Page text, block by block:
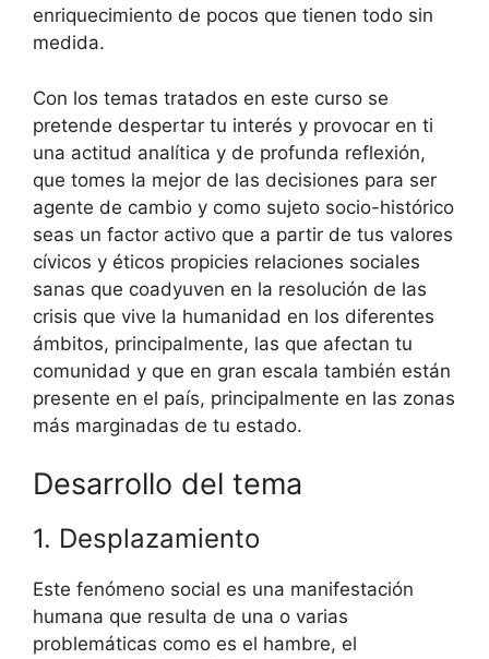
enriquecimiento de pocos que tienen todo sin
medida.
Con los temas tratados en este curso se
pretende despertar tu interés y provocar en ti
una actitud analítica y de profunda reflexión,
que tomes la mejor de las decisiones para ser
agente de cambio y como sujeto socio-histórico
seas un factor activo que a partir de tus valores
cívicos y éticos propicies relaciones sociales
sanas que coadyuven en la resolución de las
crisis que vive la humanidad en los diferentes
ámbitos, principalmente, las que afectan tu
comunidad y que en gran escala también están
presente en el país, principalmente en las zonas
más marginadas de tu estado.
Desarrollo del tema
1. Desplazamiento
Este fenómeno social es una manifestación
humana que resulta de una o varias
problemáticas como es el hambre, el